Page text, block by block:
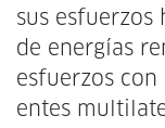
sus esfuerzos
de energías
esfuerzos
entes